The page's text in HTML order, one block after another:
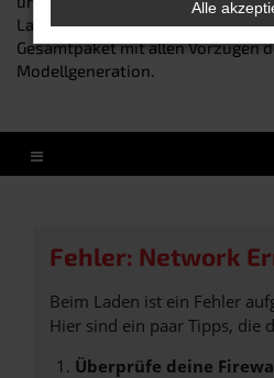
Lackierungen. Wir garantieren
Gesamtpaket mit allen Vorzügen
Modellgeneration.
Fehler: Network
Beim Laden ist ein Fehler
Hier sind ein paar Tipps, die
Überprüfe deine
Alle